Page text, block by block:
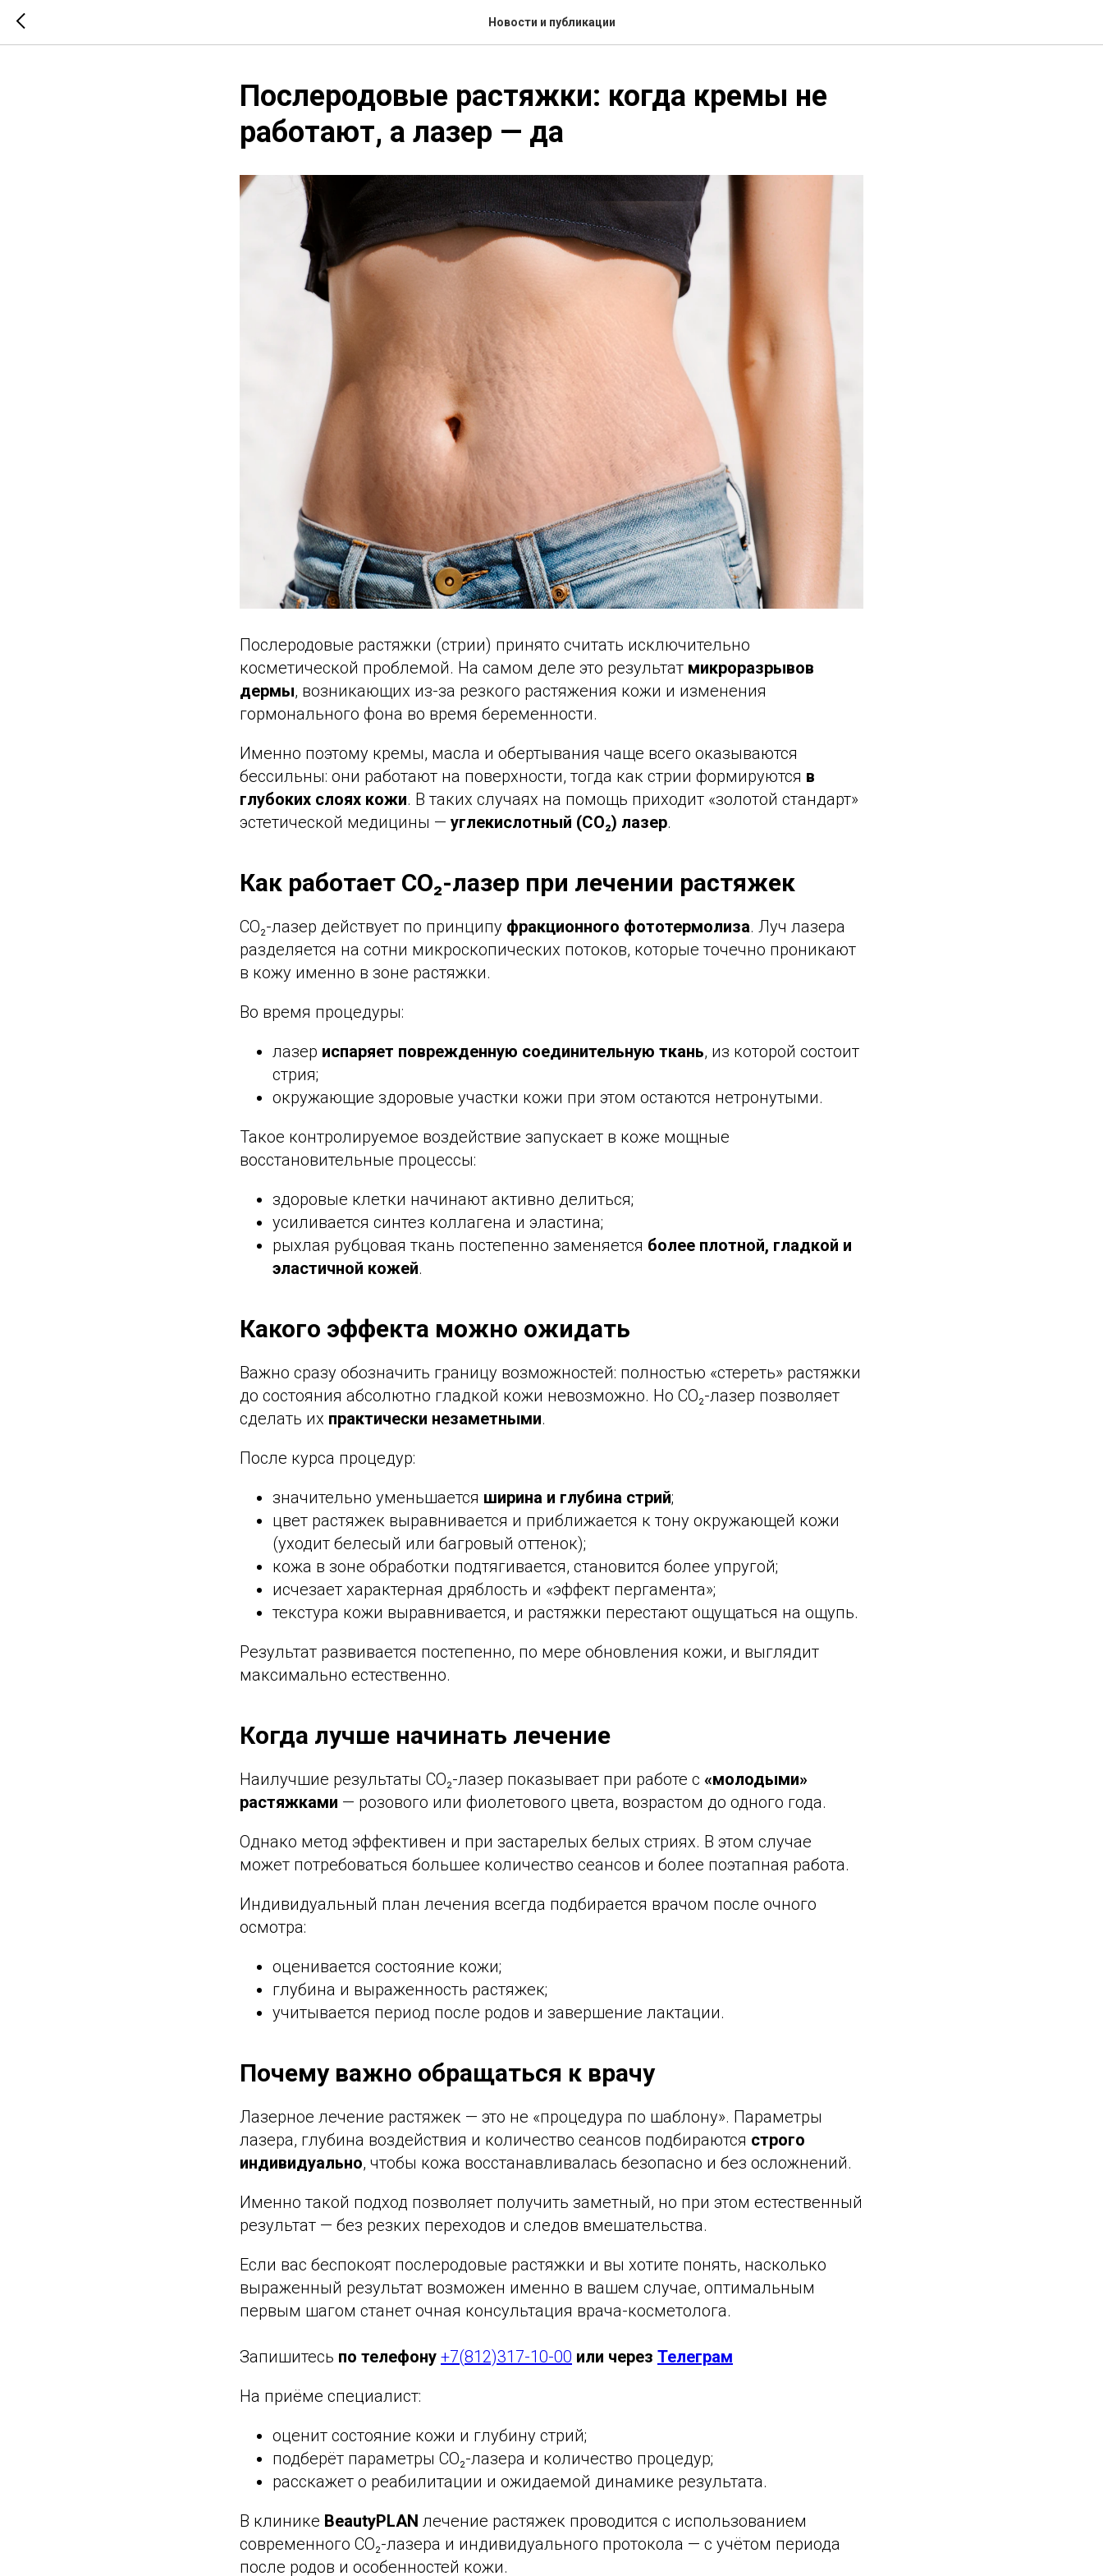
Новости и публикации
Послеродовые растяжки: когда кремы не
работают, а лазер — да
Послеродовые растяжки (стрии) принято считать исключительно
косметической проблемой. На самом деле это результат микроразрывов
дермы, возникающих из-за резкого растяжения кожи и изменения
гормонального фона во время беременности.
Именно поэтому кремы, масла и обертывания чаще всего оказываются
бессильны: они работают на поверхности, тогда как стрии формируются в
глубоких слоях кожи. В таких случаях на помощь приходит «золотой стандарт»
эстетической медицины — углекислотный (CO₂) лазер.
Как работает CO₂-лазер при лечении растяжек
CO₂-лазер действует по принципу фракционного фототермолиза. Луч лазера
разделяется на сотни микроскопических потоков, которые точечно проникают
в кожу именно в зоне растяжки.
Во время процедуры:
лазер испаряет поврежденную соединительную ткань, из которой состоит
стрия;
окружающие здоровые участки кожи при этом остаются нетронутыми.
Такое контролируемое воздействие запускает в коже мощные
восстановительные процессы:
здоровые клетки начинают активно делиться;
усиливается синтез коллагена и эластина;
рыхлая рубцовая ткань постепенно заменяется более плотной, гладкой и
эластичной кожей.
Какого эффекта можно ожидать
Важно сразу обозначить границу возможностей: полностью «стереть» растяжки
до состояния абсолютно гладкой кожи невозможно. Но CO₂-лазер позволяет
сделать их практически незаметными.
После курса процедур:
значительно уменьшается ширина и глубина стрий;
цвет растяжек выравнивается и приближается к тону окружающей кожи
(уходит белесый или багровый оттенок);
кожа в зоне обработки подтягивается, становится более упругой;
исчезает характерная дряблость и «эффект пергамента»;
текстура кожи выравнивается, и растяжки перестают ощущаться на ощупь.
Результат развивается постепенно, по мере обновления кожи, и выглядит
максимально естественно.
Когда лучше начинать лечение
Наилучшие результаты CO₂-лазер показывает при работе с «молодыми»
растяжками — розового или фиолетового цвета, возрастом до одного года.
Однако метод эффективен и при застарелых белых стриях. В этом случае
может потребоваться большее количество сеансов и более поэтапная работа.
Индивидуальный план лечения всегда подбирается врачом после очного
осмотра:
оценивается состояние кожи;
глубина и выраженность растяжек;
учитывается период после родов и завершение лактации.
Почему важно обращаться к врачу
Лазерное лечение растяжек — это не «процедура по шаблону». Параметры
лазера, глубина воздействия и количество сеансов подбираются строго
индивидуально, чтобы кожа восстанавливалась безопасно и без осложнений.
Именно такой подход позволяет получить заметный, но при этом естественный
результат — без резких переходов и следов вмешательства.
Если вас беспокоят послеродовые растяжки и вы хотите понять, насколько
выраженный результат возможен именно в вашем случае, оптимальным
первым шагом станет очная консультация врача-косметолога.
Запишитесь по телефону +7(812)317-10-00 или через Телеграм
На приёме специалист:
оценит состояние кожи и глубину стрий;
подберёт параметры CO₂-лазера и количество процедур;
расскажет о реабилитации и ожидаемой динамике результата.
В клинике BeautyPLAN лечение растяжек проводится с использованием
современного CO₂-лазера и индивидуального протокола — с учётом периода
после родов и особенностей кожи.